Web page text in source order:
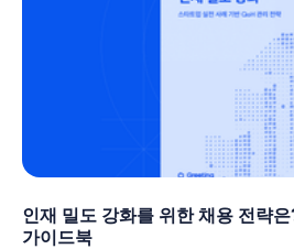
인재 밀도 강화를 위한 채용 전략
가이드북